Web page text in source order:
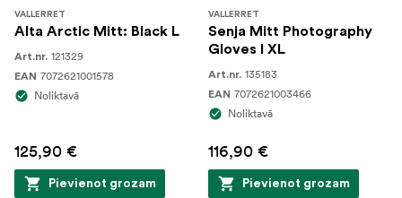
VALLERRET
Alta Arctic Mitt: Black L
Art.nr. 121329
EAN 7072621001578
Noliktavā
125,90 €
Pievienot grozam
VALLERRET
Senja Mitt Photography
Gloves I XL
Art.nr. 135183
EAN 7072621003466
Noliktavā
116,90 €
Pievienot grozam